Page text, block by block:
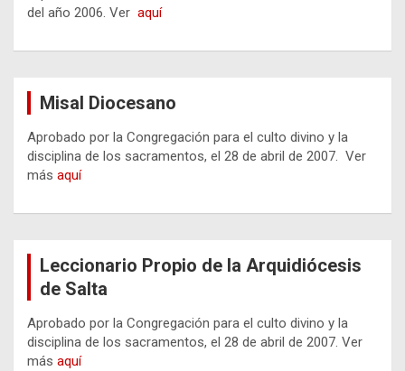
del año 2006. Ver aquí
Misal Diocesano
Aprobado por la Congregación para el culto divino y la
disciplina de los sacramentos, el 28 de abril de 2007. Ver
más aquí
Leccionario Propio de la Arquidiócesis
de Salta
Aprobado por la Congregación para el culto divino y la
disciplina de los sacramentos, el 28 de abril de 2007. Ver
más aquí